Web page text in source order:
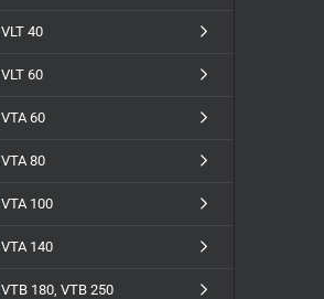
VLT 40
VLT 60
VTA 60
VTA 80
VTA 100
VTA 140
VTB 180, VTB 250